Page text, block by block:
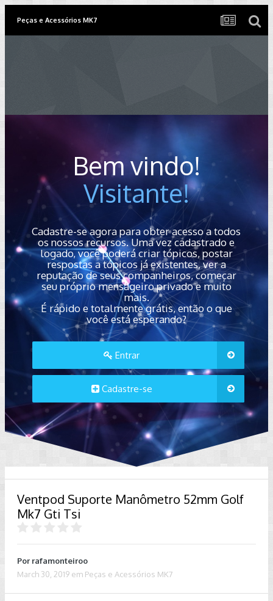
Peças e Acessórios MK7
Bem vindo!
Visitante!
Cadastre-se agora para obter acesso a todos
os nossos recursos. Uma vez cadastrado e
logado, você poderá criar tópicos, postar
respostas a tópicos já existentes, ver a
reputação de seus companheiros, começar
seu próprio mensageiro privado e muito
mais.
É rápido e totalmente grátis, então o que
você está esperando?
Entrar
Cadastre-se
Ventpod Suporte Manômetro 52mm Golf
Mk7 Gti Tsi
Por rafamonteiroo
March 30, 2019 em Peças e Acessórios MK7